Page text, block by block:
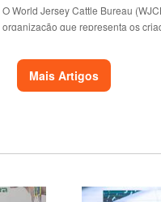
O World Jersey Cattle Bureau
organização que representa os
Mais Artigos